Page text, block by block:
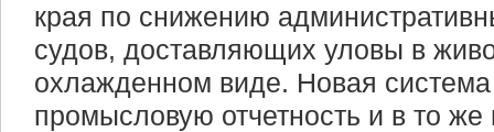
края по снижению
судов, доставляющих уловы в
охлажденном виде. Новая система
промысловую отчетность и в то